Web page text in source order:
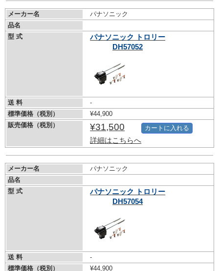
メーカー名
パナソニック
品名
型 式
パナソニック トロリー
DH57052
送 料
-
標準価格（税別）
¥44,900
販売価格（税別）
¥31,500
詳細はこちらへ
カートに入れる
メーカー名
パナソニック
品名
型 式
パナソニック トロリー
DH57054
送 料
-
標準価格（税別）
¥44,900